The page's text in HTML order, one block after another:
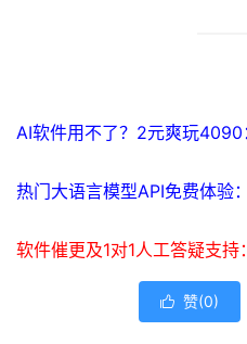
AI软件用不了？2元爽玩4090
热门大语言模型API免费体验：
软件催更及1对1人工答疑支持：
 赞(0)